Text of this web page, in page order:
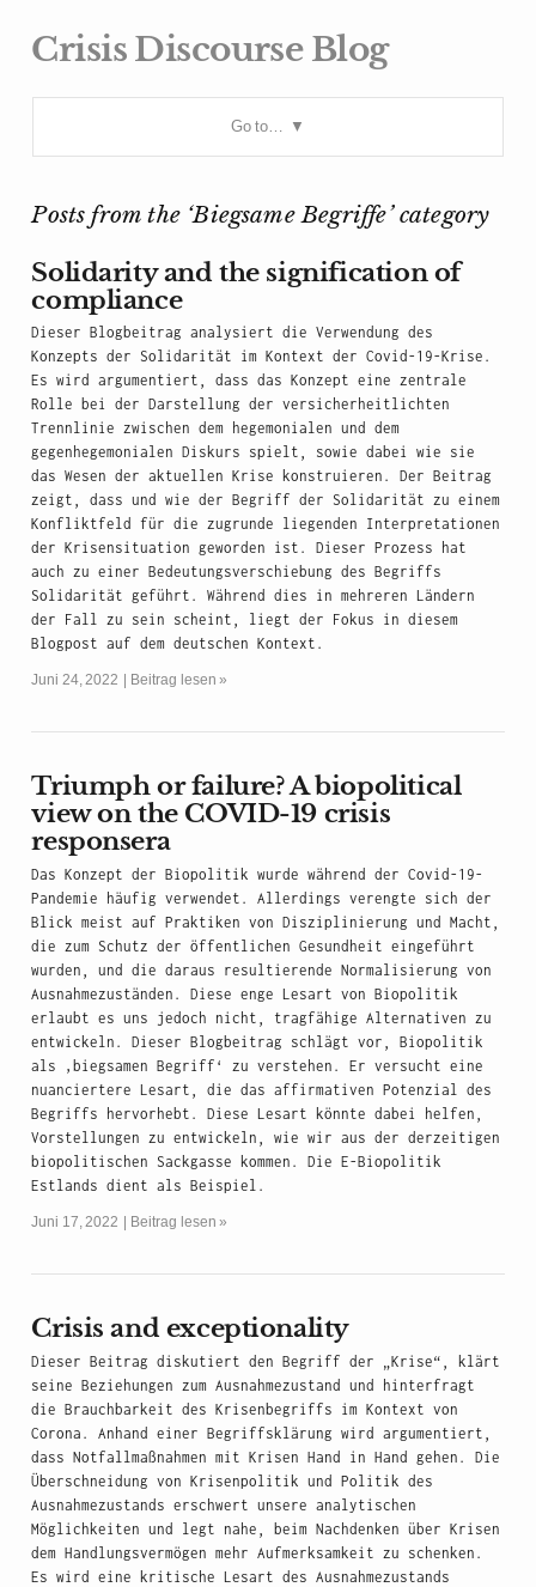
Crisis Discourse Blog
Go to…
Posts from the ‘Biegsame Begriffe’ category
Solidarity and the signification of
compliance
Dieser Blogbeitrag analysiert die Verwendung des
Konzepts der Solidarität im Kontext der Covid-19-Krise.
Es wird argumentiert, dass das Konzept eine zentrale
Rolle bei der Darstellung der versicherheitlichten
Trennlinie zwischen dem hegemonialen und dem
gegenhegemonialen Diskurs spielt, sowie dabei wie sie
das Wesen der aktuellen Krise konstruieren. Der Beitrag
zeigt, dass und wie der Begriff der Solidarität zu einem
Konfliktfeld für die zugrunde liegenden Interpretationen
der Krisensituation geworden ist. Dieser Prozess hat
auch zu einer Bedeutungsverschiebung des Begriffs
Solidarität geführt. Während dies in mehreren Ländern
der Fall zu sein scheint, liegt der Fokus in diesem
Blogpost auf dem deutschen Kontext.
Juni 24, 2022 Beitrag lesen »
Triumph or failure? A biopolitical
view on the COVID-19 crisis
responsera
Das Konzept der Biopolitik wurde während der Covid-19-
Pandemie häufig verwendet. Allerdings verengte sich der
Blick meist auf Praktiken von Disziplinierung und Macht,
die zum Schutz der öffentlichen Gesundheit eingeführt
wurden, und die daraus resultierende Normalisierung von
Ausnahmezuständen. Diese enge Lesart von Biopolitik
erlaubt es uns jedoch nicht, tragfähige Alternativen zu
entwickeln. Dieser Blogbeitrag schlägt vor, Biopolitik
als ‚biegsamen Begriff‘ zu verstehen. Er versucht eine
nuanciertere Lesart, die das affirmativen Potenzial des
Begriffs hervorhebt. Diese Lesart könnte dabei helfen,
Vorstellungen zu entwickeln, wie wir aus der derzeitigen
biopolitischen Sackgasse kommen. Die E-Biopolitik
Estlands dient als Beispiel.
Juni 17, 2022 Beitrag lesen »
Crisis and exceptionality
Dieser Beitrag diskutiert den Begriff der „Krise“, klärt
seine Beziehungen zum Ausnahmezustand und hinterfragt
die Brauchbarkeit des Krisenbegriffs im Kontext von
Corona. Anhand einer Begriffsklärung wird argumentiert,
dass Notfallmaßnahmen mit Krisen Hand in Hand gehen. Die
Überschneidung von Krisenpolitik und Politik des
Ausnahmezustands erschwert unsere analytischen
Möglichkeiten und legt nahe, beim Nachdenken über Krisen
dem Handlungsvermögen mehr Aufmerksamkeit zu schenken.
Es wird eine kritische Lesart des Ausnahmezustands